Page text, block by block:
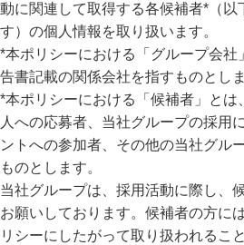
動に関連して取得する各候補者*（以
す）の個人情報を取り扱います。
*本ポリシーにおける「グループ会社
告書記載の関係会社を指すものとしま
*本ポリシーにおける「候補者」とは
人への応募者、当社グループの採用
ントへの参加者、その他の当社グル
ものとします。
当社グループは、採用活動に際し、
お願いしております。候補者の方に
リシーにしたがって取り扱われるこ